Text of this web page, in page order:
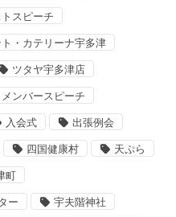
スピーチ
ト・カテリーナ宇多津
ツタヤ宇多津店
メンバースピーチ
入会式 出張例会
四国健康村 天ぷら
町
ー 宇夫階神社